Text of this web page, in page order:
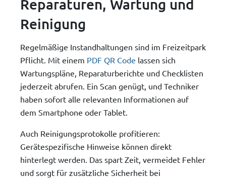
Reparaturen, Wartung und
Reinigung
Regelmäßige Instandhaltungen sind im Freizeitpark
Pflicht. Mit einem PDF QR Code lassen sich
Wartungspläne, Reparaturberichte und Checklisten
jederzeit abrufen. Ein Scan genügt, und Techniker
haben sofort alle relevanten Informationen auf
dem Smartphone oder Tablet.
Auch Reinigungsprotokolle profitieren:
Gerätespezifische Hinweise können direkt
hinterlegt werden. Das spart Zeit, vermeidet Fehler
und sorgt für zusätzliche Sicherheit bei